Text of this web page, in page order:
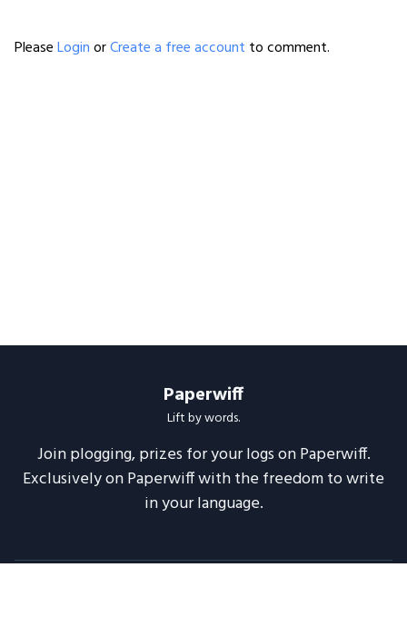
PleaseLoginorCreate a free account to comment.
Paperwiff
Lift by words.
Join plogging, prizes for your logs on Paperwiff.
Exclusively on Paperwiff with the freedom to write
in your language.